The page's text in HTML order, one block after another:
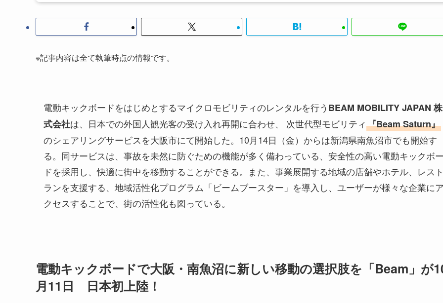
※記事内容は全て執筆時点の情報です。
電動キックボードをはじめとするマイクロモビリティのレンタルを行うBEAM MOBILITY JAPAN 株
式会社は、日本での外国人観光客の受け入れ再開に合わせ、 次世代型モビリティ『Beam Saturn』
のシェアリングサービスを大阪市にて開始した。10月14日（金）からは新潟県南魚沼市でも開始す
る。同サービスは、事故を未然に防ぐための機能が多く備わっている、安全性の高い電動キックボ
ドを採用し、快適に街中を移動することができる。また、事業展開する地域の店舗やホテル、レス
ランを支援する、地域活性化プログラム「ビームブースター」を導入し、ユーザーが様々な企業に
クセスすることで、街の活性化も図っている。
電動キックボードで大阪・南魚沼に新しい移動の選択肢を「Beam」が
月11日 日本初上陸！